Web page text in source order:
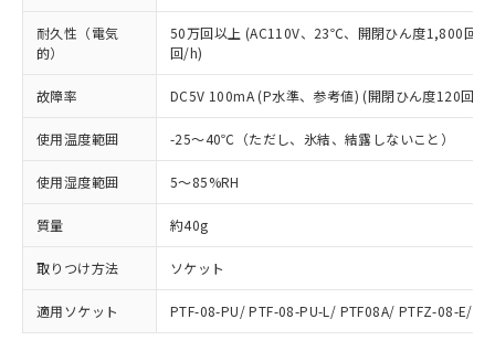
耐久性（電気
的）
50万回以上 (AC110V、23℃、開閉ひん度1,800回/
回/h)
故障率 DC5V 100mA (P水準、参考値) (開閉ひん度120回/
使用温度範囲 -25～40℃（ただし、氷結、結露しないこと）
使用湿度範囲 5～85%RH
質量 約40g
取りつけ方法 ソケット
適用ソケット PTF-08-PU/ PTF-08-PU-L/ PTF08A/ PTFZ-08-E/
ご相談ください。
オムロン制御機器販売店や当社販売拠
点は「販売ネットワーク
」をご確認
ください。
在庫状況および標準価格結果を当社の
事前の承諾なく第三者に漏洩または開
示しないようお願いします。
マイパーツ機能（部品リスト作成サー
ビス）をご利用いただくには、I-Web
メンバーズにご登録されている必要が
あります。
お客様が当ウェブサイト上で当社にご
登録された部品リストについて、当社
および当社の共同利用者が、当社の製
但し、RoHS指令で産業用監視および制御機器に対する
適用除外項目は除く。
フタル酸エステル類の４物質については閾値を超える意
図的な使用がないことを確認しています。
※2 対応予定月
部品在庫の切り替え状況などにより、予定
月が前後することがあります。
※3 非含有証明書ダウンロード
下記の非含有証明書をダウンロードするこ
DEHP(フタル酸ビス(2-エチルヘキシル)) : 1000ppm
※2 環境保護使用期限
「ｅ」：有害物質（10物質）のすべてが基
準値以下であることを示します。
「10」：通常の使用状況下において有害物
質が外部に漏えいし、環境に深刻な影響を
及ぼさない年数を意味します。
「－」：未確認です。当社販売部門へお問
い合わせください。
当社は貴社製品を、核兵器、ミサイ
ル、化学兵器、生物兵器またはその他
武器並びにこれらの製造装置等に一切
使用いたしません。
当社は、貴社製品を第三者に販売する
場合は、上記1、2および3の内容を当
該第三者に通知します。また当社は、
販売先および販売に係わる関係者が違
法に輸出するおそれがある場合は、取
り引きをいたしません。
－
在庫なし(最新の在庫状況につ
いては、お客様のお取引先、ま
たはお客様担当のオムロン制御
機器販売店・当社販売員にご確
認ください)
空
受注生産機種、また在庫状況の
情報を公開していない機種